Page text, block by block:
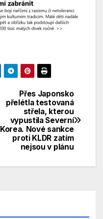
Přes Japonsko
přelétla testovaná
střela, kterou
vypustila Severní
Korea. Nové sankce
proti KLDR zatím
nejsou v plánu